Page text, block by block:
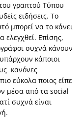
γραπτού Τύπου
ειδήσεις. Το
μπορεί να το κάνει
ελεγχθεί. Επίσης,
συχνά κάνουν
κάποιοι
κανόνες
εύκολα ποιος είπε
μέσα από τα social
συχνά είναι